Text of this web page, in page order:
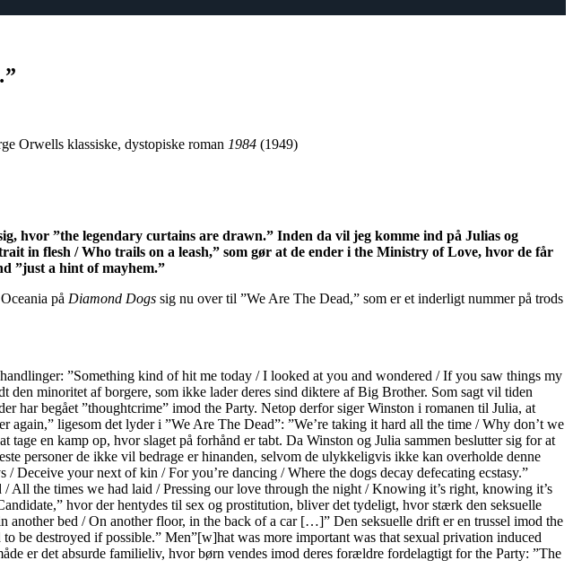
Orwells klassiske, dystopiske roman 1984 (1949)
hvor ”the legendary curtains are drawn.” Inden da vil jeg komme ind på Julias og
in flesh / Who trails on a leash,” som gør at de ender i the Ministry of Love, hvor de får
”just a hint of mayhem.”
på Diamond Dogs sig nu over til ”We Are The Dead,” som er et inderligt nummer på trods
”Something kind of hit me today / I looked at you and wondered / If you saw things my
minoritet af borgere, som ikke lader deres sind diktere af Big Brother. Som sagt vil tiden
har begået ”thoughtcrime” imod the Party. Netop derfor siger Winston i romanen til Julia, at
ligesom det lyder i ”We Are The Dead”: ”We’re taking it hard all the time / Why don’t we
en kamp op, hvor slaget på forhånd er tabt. Da Winston og Julia sammen beslutter sig for at
personer de ikke vil bedrage er hinanden, selvom de ulykkeligvis ikke kan overholde denne
your next of kin / For you’re dancing / Where the dogs decay defecating ecstasy.”
the times we had laid / Pressing our love through the night / Knowing it’s right, knowing it’s
hvor der hentydes til sex og prostitution, bliver det tydeligt, hvor stærk den seksuelle
bed / On another floor, in the back of a car […]” Den seksuelle drift er en trussel imod the
destroyed if possible.” Men”[w]hat was more important was that sexual privation induced
er det absurde familieliv, hvor børn vendes imod deres forældre fordelagtigt for the Party: ”The